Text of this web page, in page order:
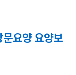
요양 요양보